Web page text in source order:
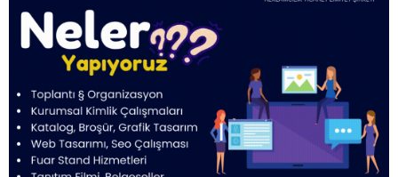
İklim Değişikliği Kurultayı yapıldı